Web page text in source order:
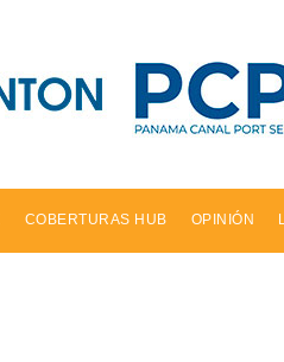
COBERTURAS HUB OPINIÓN